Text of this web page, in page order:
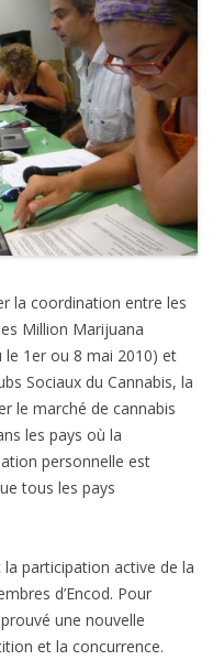
la coordination entre les
Million Marijuana
le 1er ou 8 mai 2010) et
Sociaux du Cannabis, la
le marché de cannabis
les pays où la
personnelle est
tous les pays
participation active de la
d’Encod. Pour
une nouvelle
et la concurrence.